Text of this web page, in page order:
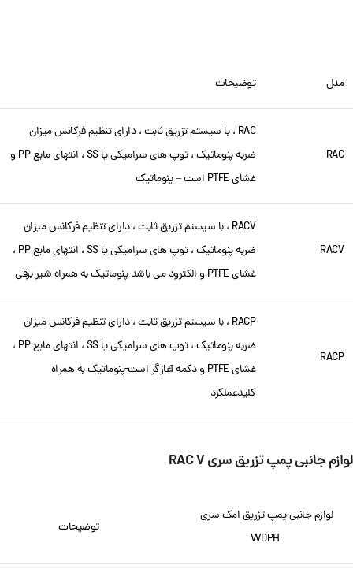
مدل توضیحات
RAC
RAC ، با سیستم تزریق ثابت ، دارای تنظیم فرکانس میزان
ضربه پنوماتیک ، توپ های سرامیکی یا SS ، انتهای مایع PP و
غشای PTFE است – پنوماتیک
RACV
RACV ، با سیستم تزریق ثابت ، دارای تنظیم فرکانس میزان
ضربه پنوماتیک ، توپ های سرامیکی یا SS ، انتهای مایع PP ،
غشای PTFE و الکترود می باشد-پنوماتیک به همراه شیر برقی
RACP
RACP ، با سیستم تزریق ثابت ، دارای تنظیم فرکانس میزان
ضربه پنوماتیک ، توپ های سرامیکی یا SS ، انتهای مایع PP ،
غشای PTFE و دکمه آغازگر است-پنوماتیک به همراه
کلیدعملکرد
لوازم جانبی پمپ تزریق سری RAC V
لوازم جانبی پمپ تزریق امک سری
WDPH
توضیحات